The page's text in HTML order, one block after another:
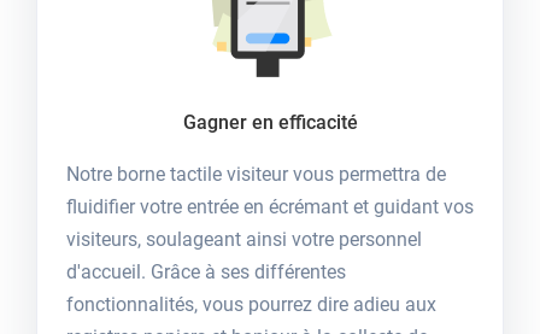
Gagner en efficacité
Notre borne tactile visiteur vous permettra de
fluidifier votre entrée en écrémant et guidant vos
visiteurs, soulageant ainsi votre personnel
d'accueil. Grâce à ses différentes
fonctionnalités, vous pourrez dire adieu aux